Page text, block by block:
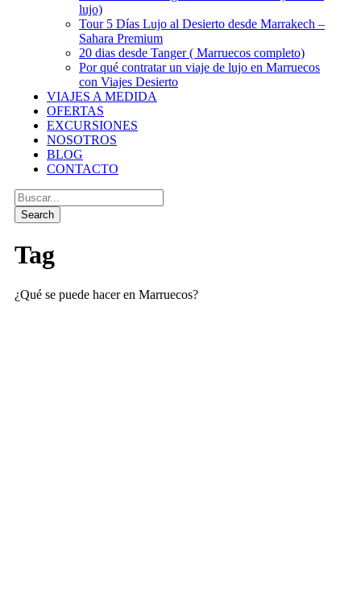
lujo)
Tour 5 Días Lujo al Desierto desde Marrakech –
Sahara Premium
20 dias desde Tanger ( Marruecos completo)
Por qué contratar un viaje de lujo en Marruecos
con Viajes Desierto
VIAJES A MEDIDA
OFERTAS
EXCURSIONES
NOSOTROS
BLOG
CONTACTO
Tag
¿Qué se puede hacer en Marruecos?